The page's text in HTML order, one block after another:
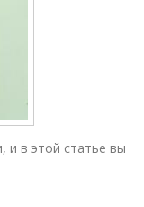
и в этой статье вы